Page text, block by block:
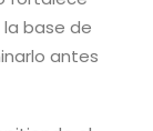
base de
antes